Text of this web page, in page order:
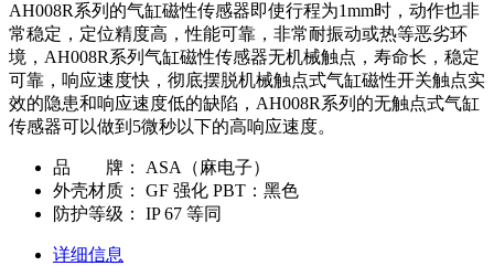
AH008R系列的气缸磁性传感器即使行程为1mm时，动作也非
常稳定，定位精度高，性能可靠，非常耐振动或热等恶劣环
境，AH008R系列气缸磁性传感器无机械触点，寿命长，稳定
可靠，响应速度快，彻底摆脱机械触点式气缸磁性开关触点实
效的隐患和响应速度低的缺陷，AH008R系列的无触点式气缸
传感器可以做到5微秒以下的高响应速度。
品 牌：
ASA（麻电子）
外壳材质：
GF 强化 PBT：黑色
防护等级：
IP 67 等同
详细信息